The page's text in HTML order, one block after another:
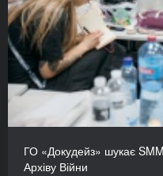
ГО «Докудейз» шукає
Архіву Війни